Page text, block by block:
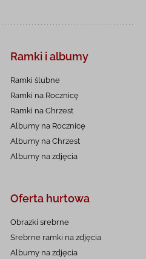
Ramki i albumy
Ramki ślubne
Ramki na Rocznicę
Ramki na Chrzest
Albumy na Rocznicę
Albumy na Chrzest
Albumy na zdjęcia
Oferta hurtowa
Obrazki srebrne
Srebrne ramki na zdjęcia
Albumy na zdjęcia